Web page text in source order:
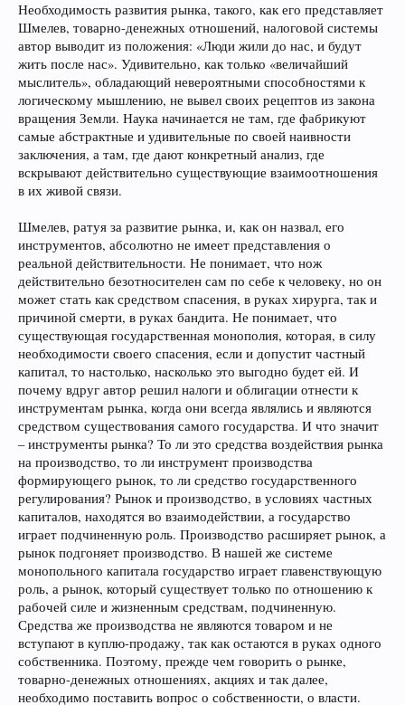
Необходимость развития рынка, такого, как его представляет
Шмелев, товарно-денежных отношений, налоговой системы
автор выводит из положения: «Люди жили до нас, и будут
жить после нас». Удивительно, как только «величайший
мыслитель», обладающий невероятными способностями к
логическому мышлению, не вывел своих рецептов из закона
вращения Земли. Наука начинается не там, где фабрикуют
самые абстрактные и удивительные по своей наивности
заключения, а там, где дают конкретный анализ, где
вскрывают действительно существующие взаимоотношения
в их живой связи.
Шмелев, ратуя за развитие рынка, и, как он назвал, его
инструментов, абсолютно не имеет представления о
реальной действительности. Не понимает, что нож
действительно безотносителен сам по себе к человеку, но он
может стать как средством спасения, в руках хирурга, так и
причиной смерти, в руках бандита. Не понимает, что
существующая государственная монополия, которая, в силу
необходимости своего спасения, если и допустит частный
капитал, то настолько, насколько это выгодно будет ей. И
почему вдруг автор решил налоги и облигации отнести к
инструментам рынка, когда они всегда являлись и являются
средством существования самого государства. И что значит
– инструменты рынка? То ли это средства воздействия рынка
на производство, то ли инструмент производства
формирующего рынок, то ли средство государственного
регулирования? Рынок и производство, в условиях частных
капиталов, находятся во взаимодействии, а государство
играет подчиненную роль. Производство расширяет рынок, а
рынок подгоняет производство. В нашей же системе
монопольного капитала государство играет главенствующую
роль, а рынок, который существует только по отношению к
рабочей силе и жизненным средствам, подчиненную.
Средства же производства не являются товаром и не
вступают в куплю-продажу, так как остаются в руках одного
собственника. Поэтому, прежде чем говорить о рынке,
товарно-денежных отношениях, акциях и так далее,
необходимо поставить вопрос о собственности, о власти.